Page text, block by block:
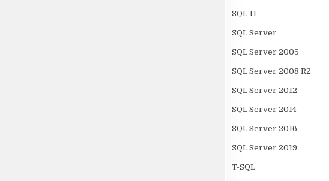
SQL 11
SQL Server
SQL Server 2005
SQL Server 2008 R2
SQL Server 2012
SQL Server 2014
SQL Server 2016
SQL Server 2019
T-SQL